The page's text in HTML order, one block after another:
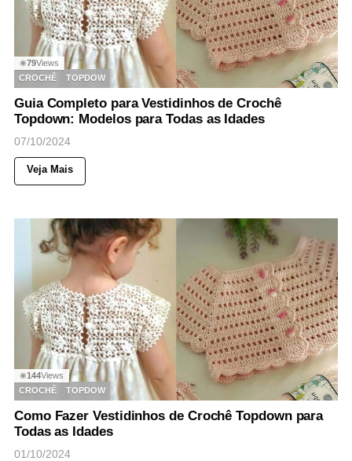
◉79Views
CROCHÊ
TOPDOW
Guia Completo para Vestidinhos de Crochê
Topdown: Modelos para Todas as Idades
07/10/2024
Veja Mais
◉144Views
CROCHÊ
TOPDOW
Como Fazer Vestidinhos de Crochê Topdown para
Todas as Idades
01/10/2024